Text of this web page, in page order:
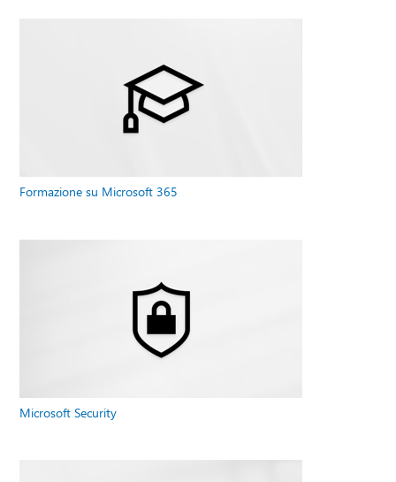
Formazione su Microsoft 365
Microsoft Security